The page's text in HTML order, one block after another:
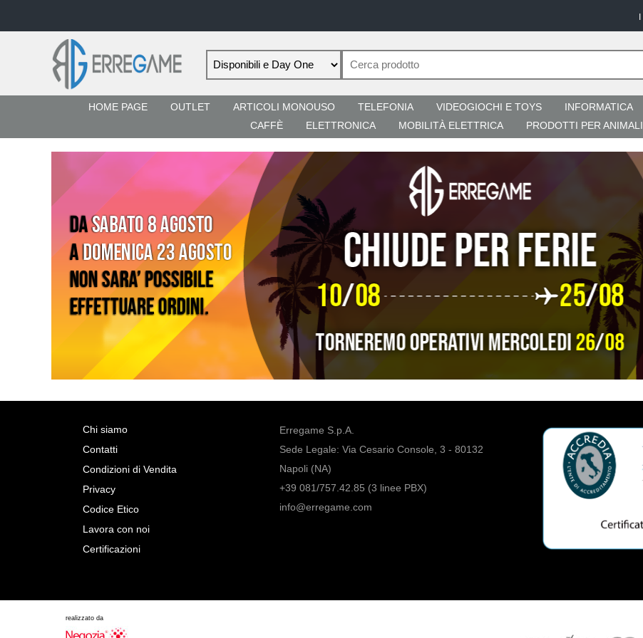
HOME PAGE OUTLET ARTICOLI MONOUSO TELEFONIA VIDEOGIOCHI E TOYS INFORMATICA
CAFFÈ
ELETTRONICA MOBILITÀ ELETTRICA PRODOTTI PER ANIMALI
Chi siamo
Contatti
Condizioni di Vendita
Privacy
Codice Etico
Lavora con noi
Certificazioni
Erregame S.p.A.
Sede Legale: Via Cesario Console, 3 - 80132
Napoli (NA)
+39 081/757.42.85 (3 linee PBX)
info@erregame.com
realizzato da